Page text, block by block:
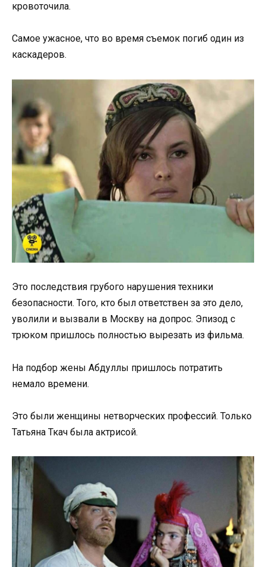
кровоточила.
Самое ужасное, что во время съемок погиб один из
каскадеров.
Это последствия грубого нарушения техники
безопасности. Того, кто был ответствен за это дело,
уволили и вызвали в Москву на допрос. Эпизод с
трюком пришлось полностью вырезать из фильма.
На подбор жены Абдуллы пришлось потратить
немало времени.
Это были женщины нетворческих профессий. Только
Татьяна Ткач была актрисой.